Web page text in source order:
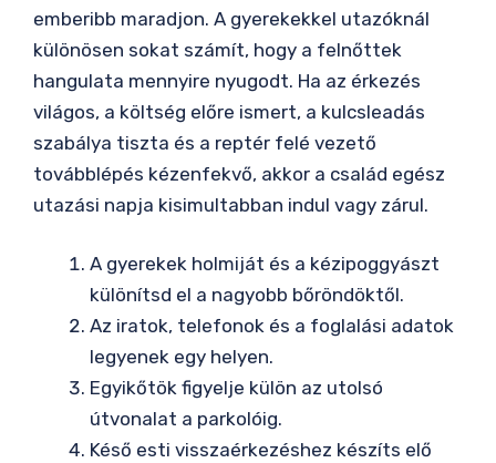
emberibb maradjon. A gyerekekkel utazóknál
különösen sokat számít, hogy a felnőttek
hangulata mennyire nyugodt. Ha az érkezés
világos, a költség előre ismert, a kulcsleadás
szabálya tiszta és a reptér felé vezető
továbblépés kézenfekvő, akkor a család egész
utazási napja kisimultabban indul vagy zárul.
A gyerekek holmiját és a kézipoggyászt
különítsd el a nagyobb bőröndöktől.
Az iratok, telefonok és a foglalási adatok
legyenek egy helyen.
Egyikőtök figyelje külön az utolsó
útvonalat a parkolóig.
Késő esti visszaérkezéshez készíts elő